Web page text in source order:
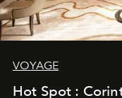
VOYAGE
Hot Spot :